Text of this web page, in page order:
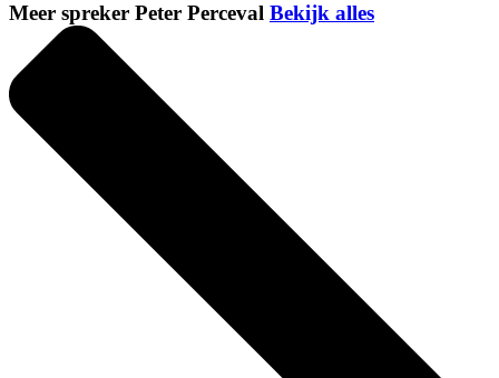
Meer spreker Peter Perceval Bekijk alles